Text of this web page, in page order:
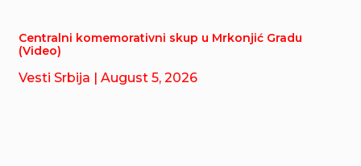
Centralni komemorativni skup u Mrkonjić Gradu
(Video)
Vesti Srbija | August 5, 2026